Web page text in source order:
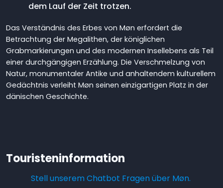
dem Lauf der Zeit trotzen.
Das Verständnis des Erbes von Møn erfordert die
Betrachtung der Megalithen, der königlichen
Grabmarkierungen und des modernen Insellebens als Teil
einer durchgängigen Erzählung. Die Verschmelzung von
Natur, monumentaler Antike und anhaltendem kulturellem
Gedächtnis verleiht Møn seinen einzigartigen Platz in der
dänischen Geschichte.
Touristeninformation
Stell unserem Chatbot Fragen über Møn.